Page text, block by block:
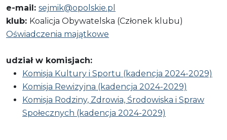
e-mail: sejmik@opolskie.pl
klub: Koalicja Obywatelska (Członek klubu)
Oświadczenia majątkowe
udział w komisjach:
Komisja Kultury i Sportu (kadencja 2024-2029)
Komisja Rewizyjna (kadencja 2024-2029)
Komisja Rodziny, Zdrowia, Środowiska i Spraw
Społecznych (kadencja 2024-2029)